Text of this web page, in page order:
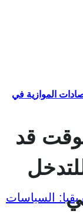
الموازية في
قد